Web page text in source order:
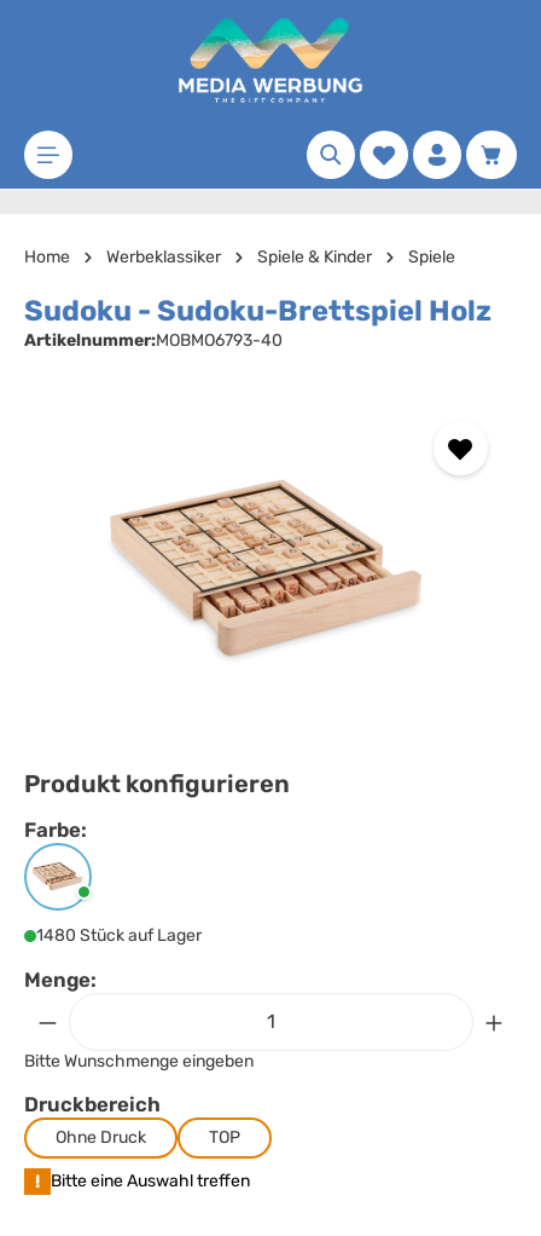
Zum Hauptinhalt springen
Merkzettel
Home Werbeklassiker Spiele & Kinder Spiele
Sudoku - Sudoku-Brettspiel Holz
Artikelnummer:MOBMO6793-40
Produkt konfigurieren
Farbe:
Farbeauswählen
Holz
1480 Stück auf Lager
Menge:
Bitte Wunschmenge eingeben
Druckbereich
Ohne Druck TOP
! Bitte eine Auswahl treffen